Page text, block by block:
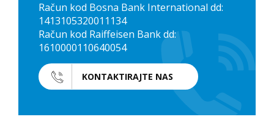
Račun kod Bosna Bank International dd:
1413105320011134
Račun kod Raiffeisen Bank dd:
1610000110640054
KONTAKTIRAJTE NAS